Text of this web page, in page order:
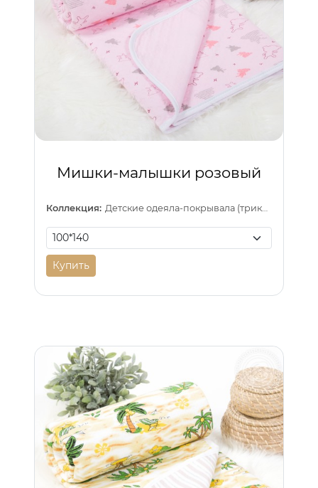
Мишки-малышки розовый
Коллекция: Детские одеяла-покрывала (трикотаж)
Купить